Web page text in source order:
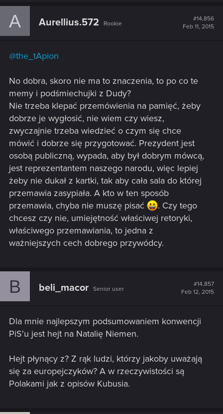
A Aurellius.572 Rookie
#14,856
Feb 11, 2015
@the_tApion
No dobra, skoro nie ma to znaczenia, to po co te
memy i podśmiechujki z Dudy?
Nie trzeba klepać przemówienia na pamięć, żeby
dobrze je wygłosić, nie wiem czy wiesz,
zwyczajnie trzeba wiedzieć o czym się chce
mówić i dobrze się przygotować. Prezydent jest
osobą publiczną, wypada, aby był dobrym mówcą,
jest reprezentantem naszego narodu, więc lepiej
żeby nie dukał z kartki, tak aby cała sala do której
przemawia zasypiała. A kto w ten sposób
przemawia, chyba nie muszę pisać
. Czy tego
chcesz czy nie, umiejętność właściwej retoryki,
właściwego przemawiania, to jedna z
ważniejszych cech dobrego przywódcy.
B beli_macor Senior user
#14,857
Feb 12, 2015
Dla mnie najlepszym podsumowaniem konwencji
PiS'u jest hejt na Natalię Niemen.
Hejt płynący z? Z rąk ludzi, którzy jakoby uważają
się za europejczyków? A w rzeczywistości są
Polakami jak z opisów Kubusia.